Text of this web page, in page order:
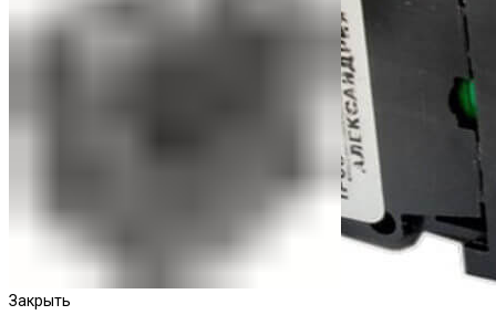
Закрыть